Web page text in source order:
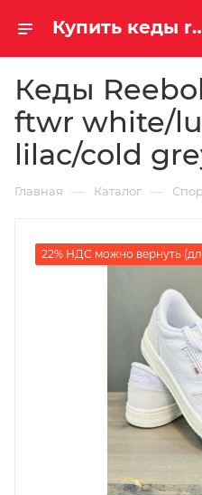
Купить кеды reebok lt court ftwr white/lucid lilac/
Кеды
ftwr white/
lilac/cold
Главная — Каталог —
22% НДС можно вернуть